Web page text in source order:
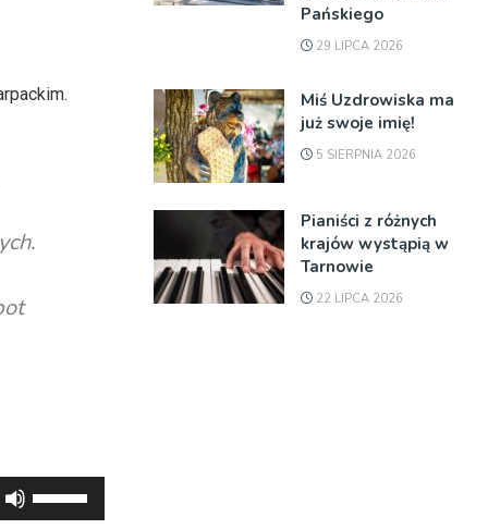
strzałek
Pańskiego
29 LIPCA 2026
Miś Uzdrowiska ma
już swoje imię!
5 SIERPNIA 2026
Pianiści z różnych
krajów wystąpią w
Tarnowie
22 LIPCA 2026